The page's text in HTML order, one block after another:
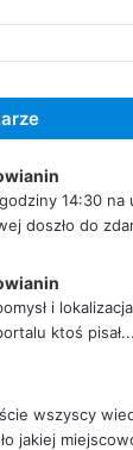
14:30 na
doszło do
i
ktoś pisał...
wszyscy
jakiej